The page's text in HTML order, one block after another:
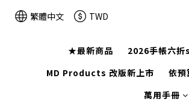
繁體中文 TWD
★最新商品 2026手帳六
MD Products 改版新上市
依預
萬用手冊